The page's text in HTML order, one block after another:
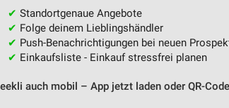
✔ Standortgenaue Angebote
✔ Folge deinem Lieblingshändler
✔ Push-Benachrichtigungen bei neuen
✔ Einkaufsliste - Einkauf stressfrei planen
auch mobil – App jetzt laden oder QR-
Inhalten
identifizieren